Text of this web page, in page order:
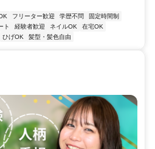
フリーター歓迎 学歴不問
固定時間制
ト 経験者歓迎 ネイルOK
在宅OK
ひげOK 髪型・髪色自由